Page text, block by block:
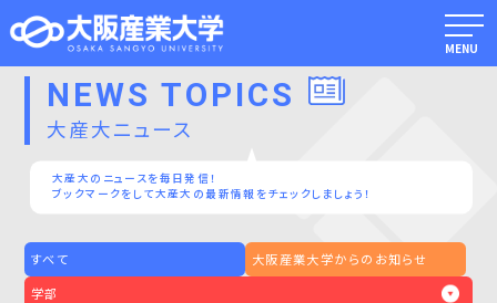
MENU
NEWS TOPICS
大産大ニュース
大産大のニュースを毎日発信！
ブックマークをして大産大の最新情報をチェックしましょう！
すべて
大阪産業大学からのお知らせ
学部